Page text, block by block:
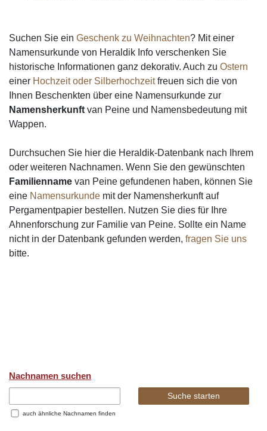
Suchen Sie ein Geschenk zu Weihnachten? Mit einer
Namensurkunde von Heraldik Info verschenken Sie
historische Informationen ganz dekorativ. Auch zu Ostern
einer Hochzeit oder Silberhochzeitfreuen sich die von
Ihnen Beschenkten über eine Namensurkunde zur
Namensherkunft van Peine und Namensbedeutung mit
Wappen.
Durchsuchen Sie hier die Heraldik-Datenbank nach Ihrem
oder weiteren Nachnamen. Wenn Sie den gewünschten
Familienname van Peine gefundenen haben, können Sie
eine Namensurkunde mit der Namensherkunft auf
Pergamentpapier bestellen. Nutzen Sie dies für Ihre
Ahnenforschung zur Familie van Peine. Sollte ein Name
nicht in der Datenbank gefunden werden, fragen Sie uns
bitte.
Nachnamen suchen
auch ähnliche Nachnamen finden